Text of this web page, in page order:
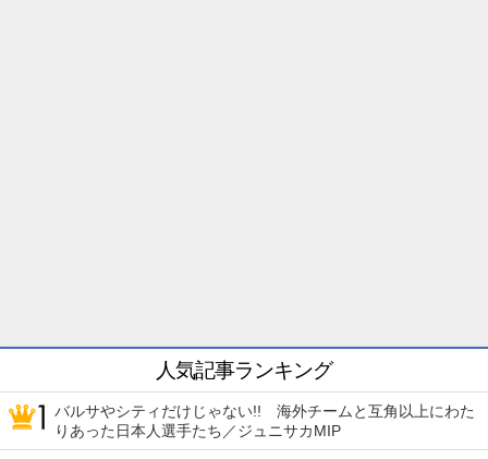
人気記事ランキング
バルサやシティだけじゃない!! 海外チームと互角以上にわた
りあった日本人選手たち／ジュニサカMIP